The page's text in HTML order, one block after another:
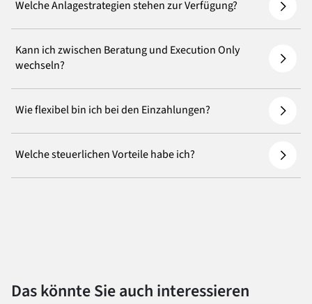
Welche Anlagestrategien stehen zur Verfügung?
Kann ich zwischen Beratung und Execution Only
wechseln?
Wie flexibel bin ich bei den Einzahlungen?
Welche steuerlichen Vorteile habe ich?
Das könnte Sie auch interessieren